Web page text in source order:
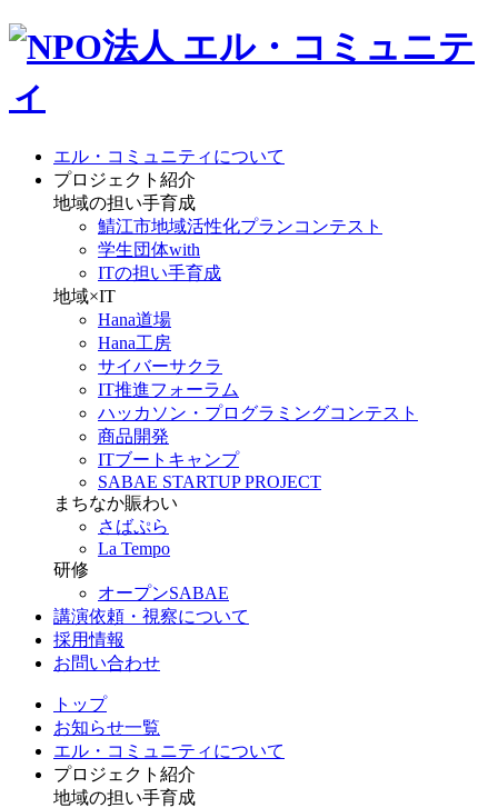
エル・コミュニティについて
プロジェクト紹介
地域の担い手育成
鯖江市地域活性化プランコンテスト
学生団体with
ITの担い手育成
地域×IT
Hana道場
Hana工房
サイバーサクラ
IT推進フォーラム
ハッカソン・プログラミングコンテスト
商品開発
ITブートキャンプ
SABAE STARTUP PROJECT
まちなか賑わい
さばぷら
La Tempo
研修
オープンSABAE
講演依頼・視察について
採用情報
お問い合わせ
トップ
お知らせ一覧
エル・コミュニティについて
プロジェクト紹介
地域の担い手育成